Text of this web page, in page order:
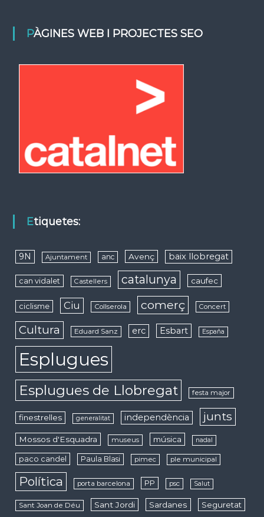
PÀGINES WEB I PROJECTES SEO
Etiquetes:
9N Ajuntament anc Avenç baix llobregat
can vidalet Castellers catalunya caufec
ciclisme Ciu Collserola comerç Concert
Cultura Eduard Sanz erc Esbart España
Esplugues
Esplugues de Llobregat festa major
finestrelles generalitat independència junts
Mossos d'Esquadra museus música nadal
paco candel Paula Blasi pimec ple municipal
Política porta barcelona PP psc Salut
Sant Joan de Déu Sant Jordi Sardanes Seguretat